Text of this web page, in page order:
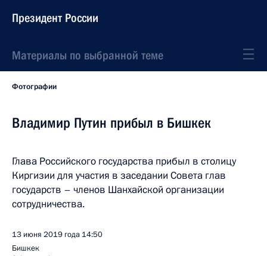
Президент России
Материалы по выбранной теме
Фотографии
Владимир Путин прибыл в Бишкек
Глава Российского государства прибыл в столицу
Киргизии для участия в заседании Совета глав
государств – членов Шанхайской организации
сотрудничества.
13 июня 2019 года 14:50
Бишкек